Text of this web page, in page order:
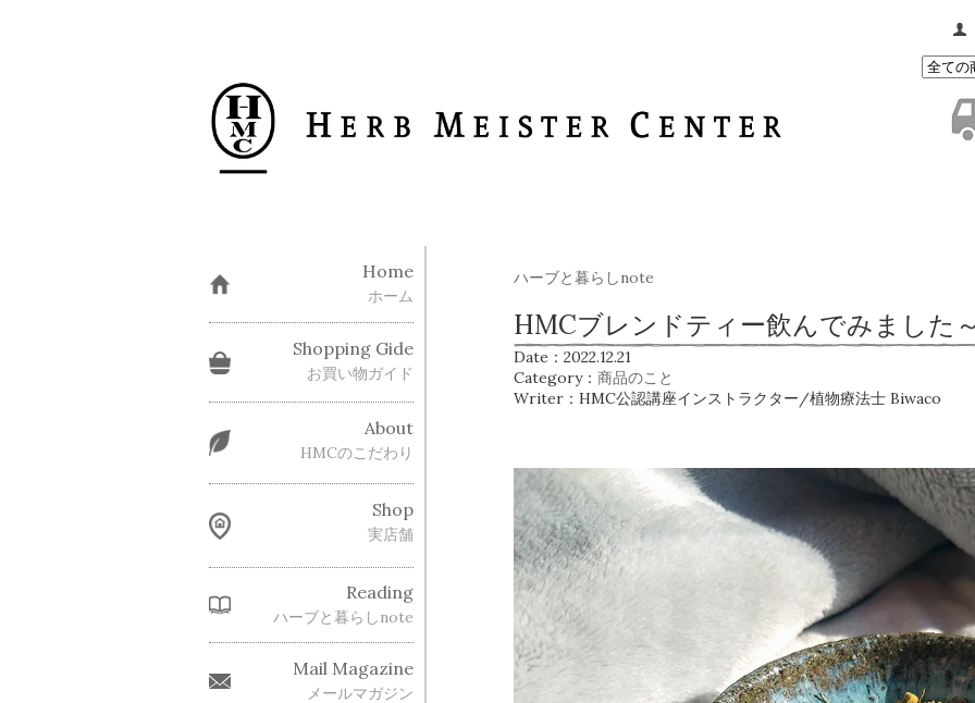
ハーブと暮らしnote
HMCブレンドティー飲んでみました
Date：2022.12.21
Category： 商品のこと
Writer：HMC公認講座インストラクター/植物療法士 Biwaco
Home
ホーム
Shopping Gide
お買い物ガイド
About
HMCのこだわり
Shop
実店舗
Reading
ハーブと暮らしnote
Mail Magazine
メールマガジン